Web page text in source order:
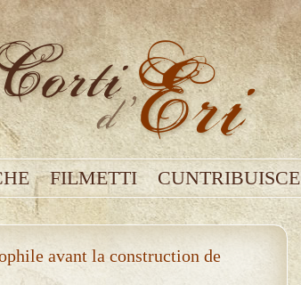
FILMETTI CUNTRIBUISCE
avant la construction de